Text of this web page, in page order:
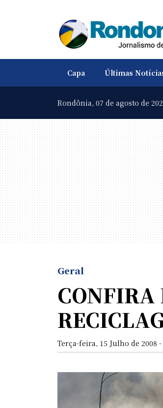
Capa Últimas
Rondônia, 07 de agosto de
Geral
CONFIRA
Terça-feira, 15 Julho de 2008 -